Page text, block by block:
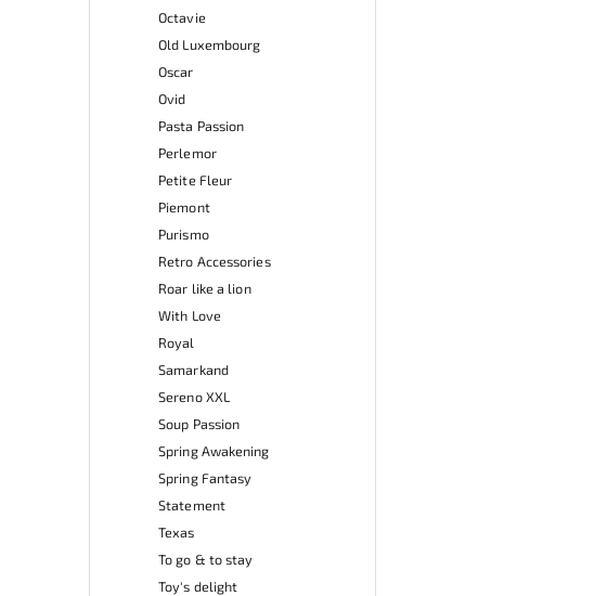
Octavie
Old Luxembourg
Oscar
Ovid
Pasta Passion
Perlemor
Petite Fleur
Piemont
Purismo
Retro Accessories
Roar like a lion
With Love
Royal
Samarkand
Sereno XXL
Soup Passion
Spring Awakening
Spring Fantasy
Statement
Texas
To go & to stay
Toy's delight